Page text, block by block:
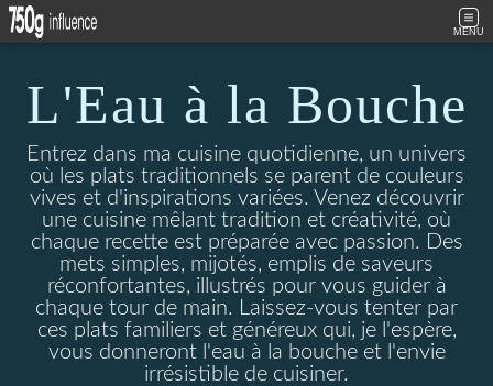
MENU
L'Eau à la Bouche
Entrez dans ma cuisine quotidienne, un univers
où les plats traditionnels se parent de couleurs
vives et d'inspirations variées. Venez découvrir
une cuisine mêlant tradition et créativité, où
chaque recette est préparée avec passion. Des
mets simples, mijotés, emplis de saveurs
réconfortantes, illustrés pour vous guider à
chaque tour de main. Laissez-vous tenter par
ces plats familiers et généreux qui, je l'espère,
vous donneront l'eau à la bouche et l'envie
irrésistible de cuisiner.